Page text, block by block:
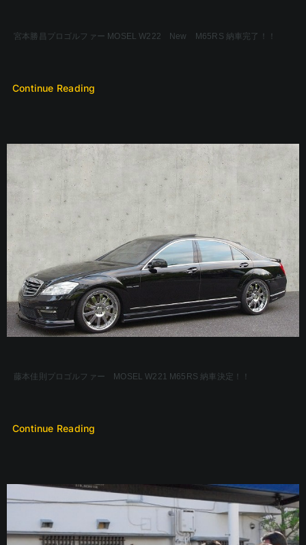
宮本勝昌プロゴルファー MOSEL W222 New M65RS 納車完了！！
Continue Reading
藤本佳則プロゴルファー MOSEL W221 M65RS 納車決定！！
Continue Reading